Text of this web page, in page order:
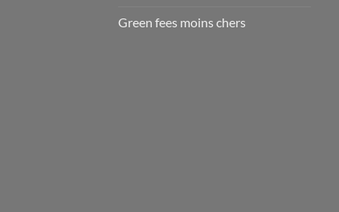
Green fees moins chers